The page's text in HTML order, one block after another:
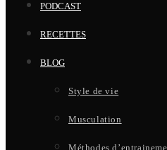
PODCAST
RECETTES
BLOG
Style de vie
Musculation
Méthodes